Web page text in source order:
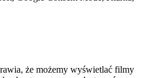
że możemy wyświetlać filmy